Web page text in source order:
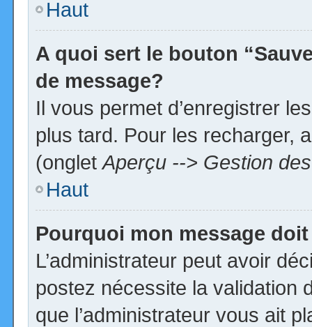
Haut
A quoi sert le bouton
de message?
Il vous permet d’enregistrer
plus tard. Pour les recharger,
(ongletAperçu --> Gestion
Haut
Pourquoi mon message
L’administrateur peut avoir
postez nécessite la validation
que l’administrateur vous ait